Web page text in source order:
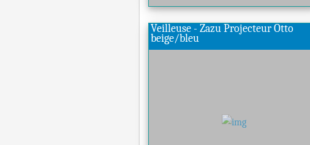
Veilleuse - Zazu Projecteur Otto
beige/bleu